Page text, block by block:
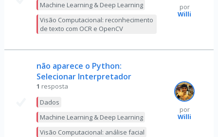
Machine Learning & Deep Learning
Visão Computacional: reconhecimento
de texto com OCR e OpenCV
por
Willi
não aparece o Python:
Selecionar Interpretador
1 resposta
Dados
Machine Learning & Deep Learning
Visão Computacional: análise facial
por
Willi